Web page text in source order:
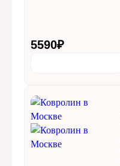
5590₽